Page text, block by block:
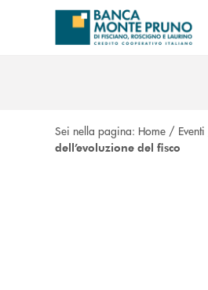
Salta al contenuto principale
Sei nella pagina: Home / Eventi
dell’evoluzione del fisco